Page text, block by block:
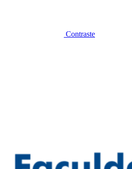
Contraste